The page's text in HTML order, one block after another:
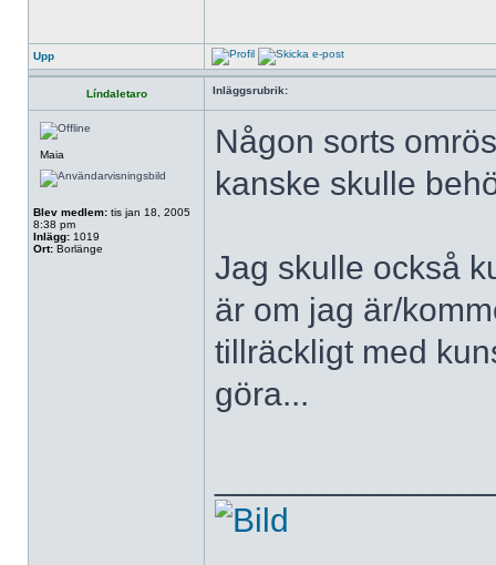
Upp
Líndaletaro Inläggsrubrik:
Maia
Blev medlem: tis jan 18, 2005
8:38 pm
Inlägg: 1019
Ort: Borlänge
Någon sorts
kanske skulle
Jag skulle också
är om jag är/
tillräckligt med
göra...